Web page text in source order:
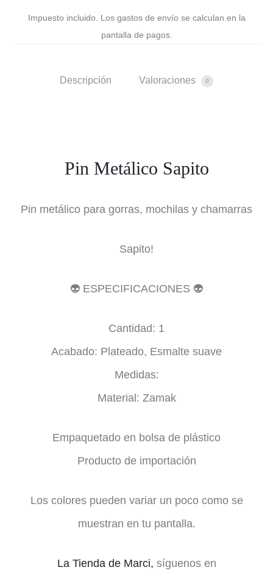
Impuesto incluido. Los gastos de envío se calculan en la
pantalla de pagos.
Descripción Valoraciones 0
Pin Metálico Sapito
Pin metálico para gorras, mochilas y chamarras
Sapito!
👽 ESPECIFICACIONES 👽
Cantidad: 1
Acabado: Plateado, Esmalte suave
Medidas:
Material: Zamak
Empaquetado en bolsa de plástico
Producto de importación
Los colores pueden variar un poco como se
muestran en tu pantalla.
La Tienda de Marci, síguenos en